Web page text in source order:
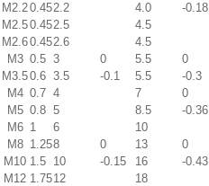
-0.18
M2.20.452.2 4.0
M2.50.452.5 4.5
M2.60.452.6 4.5
M3 0.5 3
0
-0.1
5.5
0
-0.3
M3.50.6 3.5 5.5
M4 0.7 4 7
0
-0.36
M5 0.8 5 8.5
M6 1 6 10
M8 1.258
0
-0.15
13
0
-0.43
M10 1.5 10 16
M12 1.7512 18